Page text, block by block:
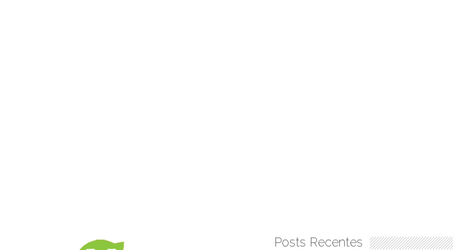
Posts Recentes